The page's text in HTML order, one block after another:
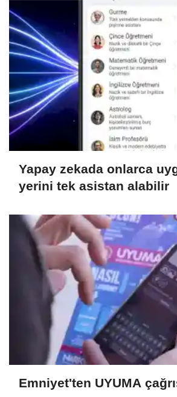
Yapay zekada onlarca
yerini tek asistan alabilir
Emniyet'ten UYUMA